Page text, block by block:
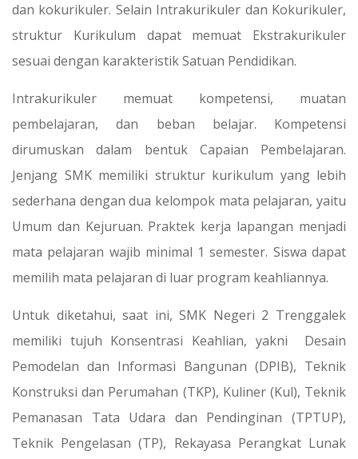
dan kokurikuler. Selain Intrakurikuler dan Kokurikuler,
struktur Kurikulum dapat memuat Ekstrakurikuler
sesuai dengan karakteristik Satuan Pendidikan.
Intrakurikuler memuat kompetensi, muatan
pembelajaran, dan beban belajar. Kompetensi
dirumuskan dalam bentuk Capaian Pembelajaran.
Jenjang SMK memiliki struktur kurikulum yang lebih
sederhana dengan dua kelompok mata pelajaran, yaitu
Umum dan Kejuruan. Praktek kerja lapangan menjadi
mata pelajaran wajib minimal 1 semester. Siswa dapat
memilih mata pelajaran di luar program keahliannya.
Untuk diketahui, saat ini, SMK Negeri 2 Trenggalek
memiliki tujuh Konsentrasi Keahlian, yakni Desain
Pemodelan dan Informasi Bangunan (DPIB), Teknik
Konstruksi dan Perumahan (TKP), Kuliner (Kul), Teknik
Pemanasan Tata Udara dan Pendinginan (TPTUP),
Teknik Pengelasan (TP), Rekayasa Perangkat Lunak